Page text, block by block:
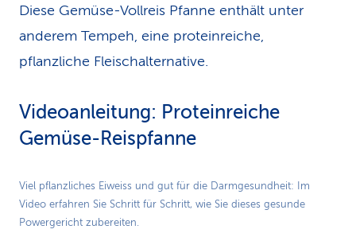
Diese Gemüse-Vollreis Pfanne enthält unter
anderem Tempeh, eine proteinreiche,
pflanzliche Fleischalternative.
Videoanleitung: Proteinreiche
Gemüse-Reispfanne
Play
Viel pflanzliches Eiweiss und gut für die Darmgesundheit: Im
Video erfahren Sie Schritt für Schritt, wie Sie dieses gesunde
Powergericht zubereiten.